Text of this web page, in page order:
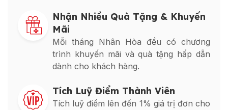
Nhận Nhiều Quà Tặng & Khuyến
Mãi
Mỗi tháng Nhân Hòa đều có chương
trình khuyến mãi và quà tặng hấp dẫn
dành cho khách hàng.
Tích Luỹ Điểm Thành Viên
Tích luỹ điểm lên đến 1% giá trị đơn cho